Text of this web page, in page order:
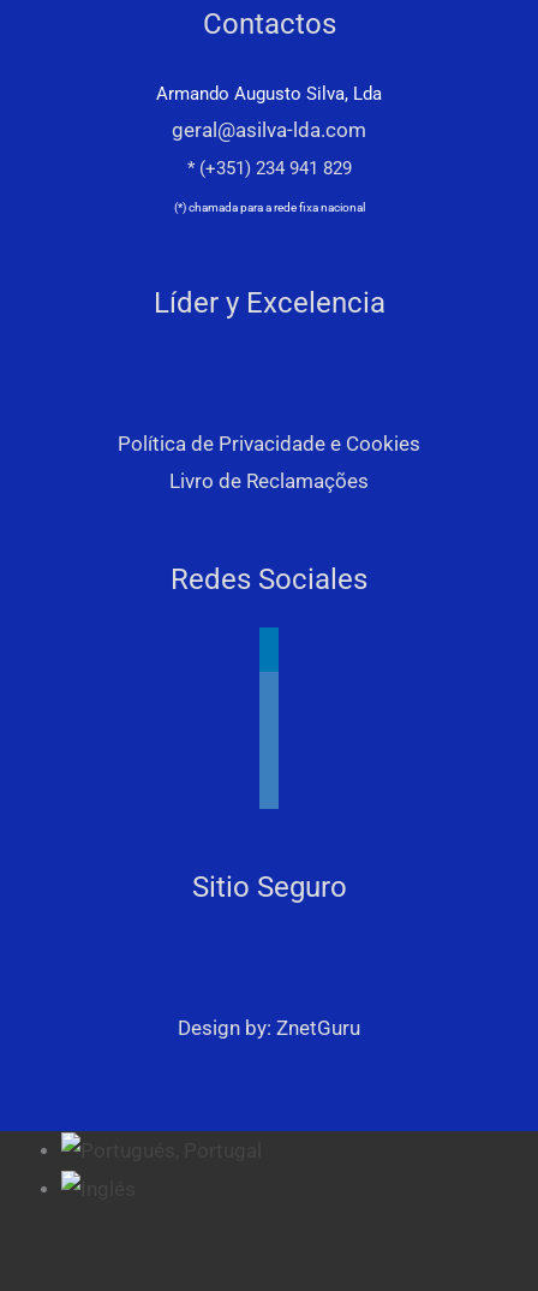
Contactos
Armando Augusto Silva, Lda
geral@asilva-lda.com
* (+351) 234 941 829
(*) chamada para a rede fixa nacional
Líder y Excelencia
Política de Privacidade e Cookies
Livro de Reclamações
Redes Sociales
Sitio Seguro
Design by: ZnetGuru